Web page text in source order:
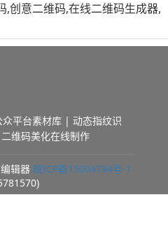
,创意二维码,在线二维码生成器,
众平台素材库 | 动态指纹识
二维码美化在线制作
辑器 皖ICP备15004794号-1